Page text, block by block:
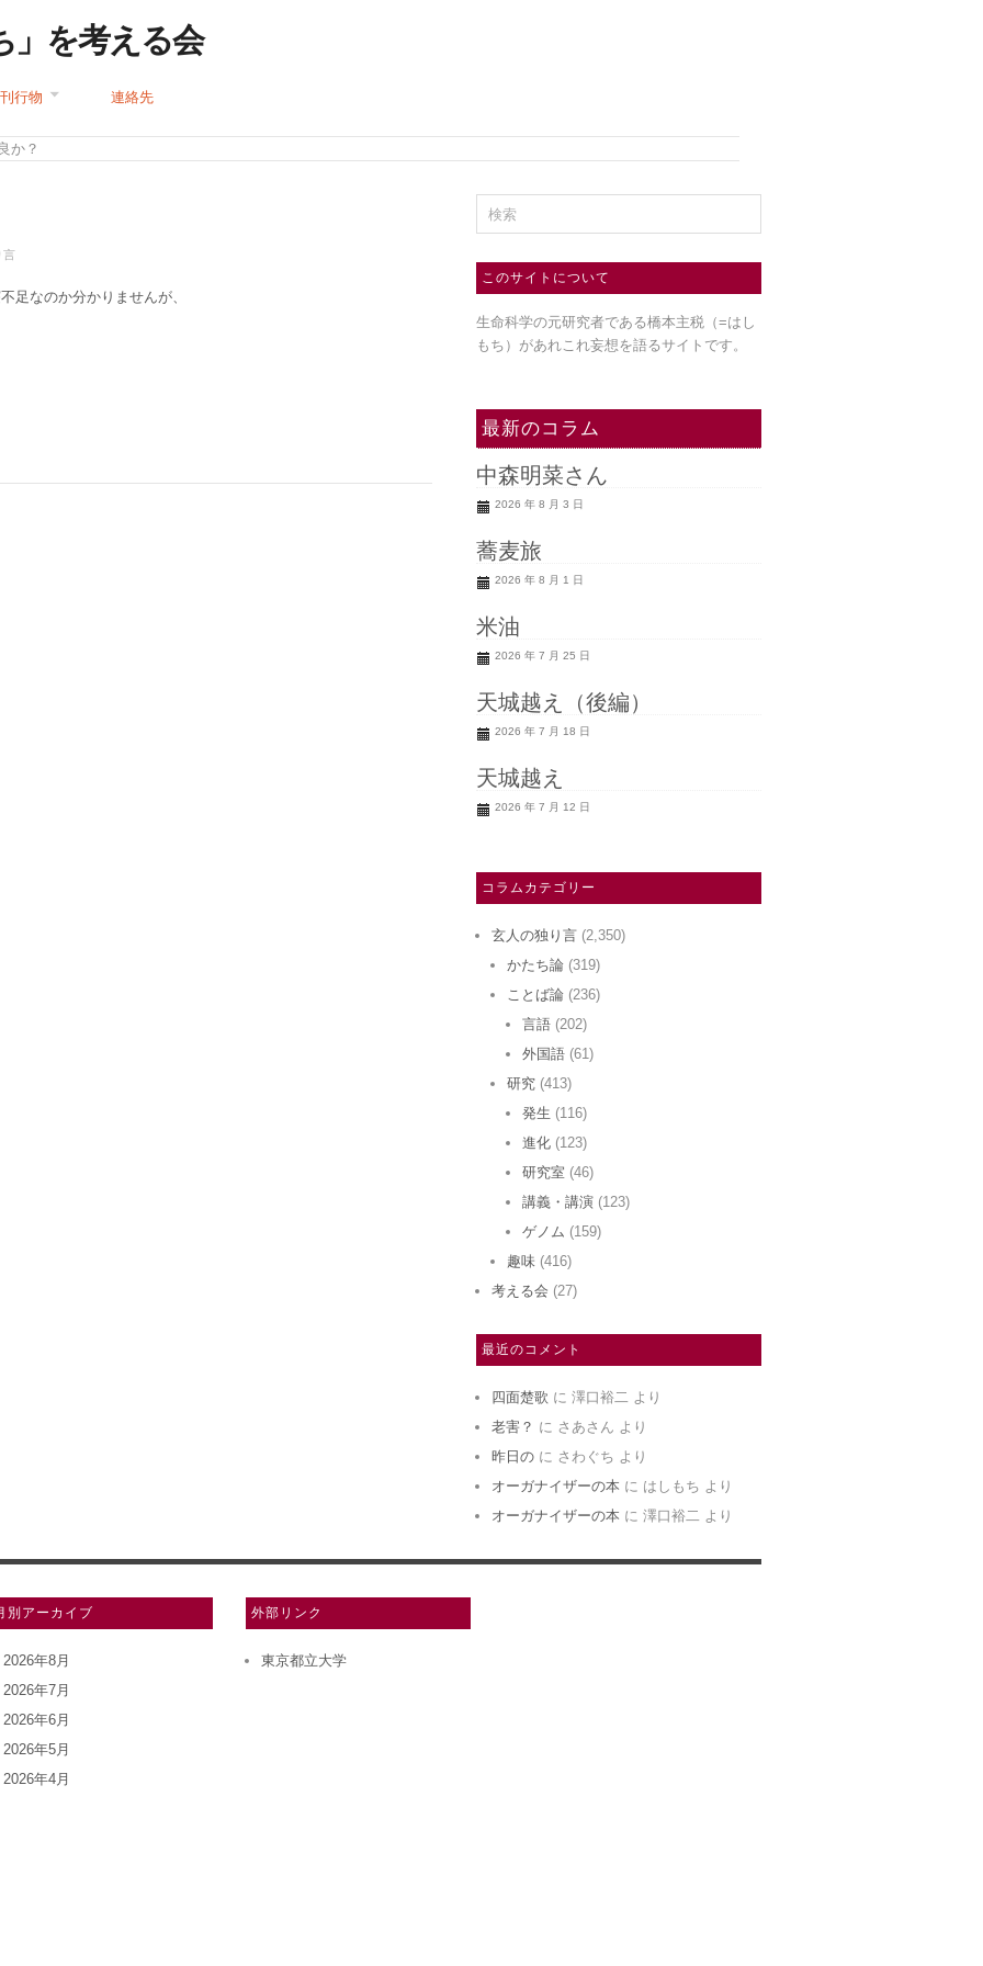
」を考える会
刊行物 連絡先
か？
言
足なのか分かりませんが、
このサイトについて
生命科学の元研究者である橋本主税（=はし
もち） があれこれ妄想を語るサイトです。
最新のコラム
中森明菜さん
2026 年 8 月 3 日
蕎麦旅
2026 年 8 月 1 日
米油
2026 年 7 月 25 日
天城越え（後編）
2026 年 7 月 18 日
天城越え
2026 年 7 月 12 日
コラムカテゴリー
玄人の独り言 (2,350)
かたち論 (319)
ことば論 (236)
言語 (202)
外国語 (61)
研究 (413)
発生 (116)
進化 (123)
研究室 (46)
講義・講演 (123)
ゲノム (159)
趣味 (416)
考える会 (27)
最近のコメント
四面楚歌 に 澤口裕二 より
老害？ に さあさん より
昨日の に さわぐち より
オーガナイザーの本 に はしもち より
オーガナイザーの本 に 澤口裕二 より
別アーカイブ
2026年8月
2026年7月
2026年6月
2026年5月
2026年4月
外部リンク
東京都立大学